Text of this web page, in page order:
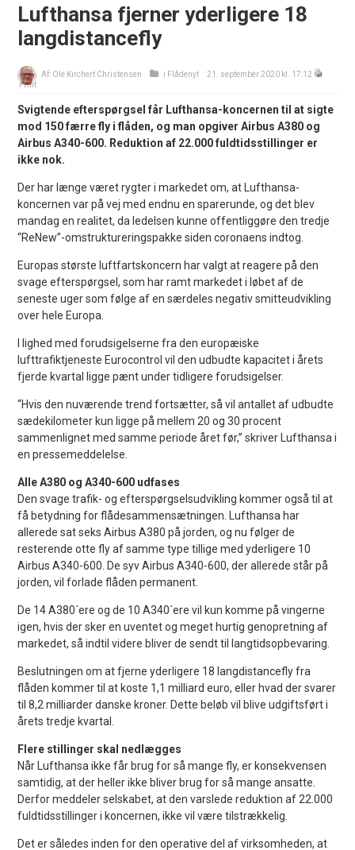
Lufthansa fjerner yderligere 18
langdistancefly
Af: Ole Kirchert Christensen i Flådenyt
21. september 2020 kl. 17:12
Print
Svigtende efterspørgsel får Lufthansa-koncernen til at sigte
mod 150 færre fly i flåden, og man opgiver Airbus A380 og
Airbus A340-600. Reduktion af 22.000 fuldtidsstillinger er
ikke nok.
Der har længe været rygter i markedet om, at Lufthansa-
koncernen var på vej med endnu en sparerunde, og det blev
mandag en realitet, da ledelsen kunne offentliggøre den tredje
“ReNew”-omstruktureringspakke siden coronaens indtog.
Europas største luftfartskoncern har valgt at reagere på den
svage efterspørgsel, som har ramt markedet i løbet af de
seneste uger som følge af en særdeles negativ smitteudvikling
over hele Europa.
I lighed med forudsigelserne fra den europæiske
lufttrafiktjeneste Eurocontrol vil den udbudte kapacitet i årets
fjerde kvartal ligge pænt under tidligere forudsigelser.
“Hvis den nuværende trend fortsætter, så vil antallet af udbudte
sædekilometer kun ligge på mellem 20 og 30 procent
sammenlignet med samme periode året før,” skriver Lufthansa i
en pressemeddelelse.
Alle A380 og A340-600 udfases
Den svage trafik- og efterspørgselsudvikling kommer også til at
få betydning for flådesammensætningen. Lufthansa har
allerede sat seks Airbus A380 på jorden, og nu følger de
resterende otte fly af samme type tillige med yderligere 10
Airbus A340-600. De syv Airbus A340-600, der allerede står på
jorden, vil forlade flåden permanent.
De 14 A380´ere og de 10 A340´ere vil kun komme på vingerne
igen, hvis der sker en uventet og meget hurtig genopretning af
markedet, så indtil videre bliver de sendt til langtidsopbevaring.
Beslutningen om at fjerne yderligere 18 langdistancefly fra
flåden kommer til at koste 1,1 milliard euro, eller hvad der svarer
til 8,2 milliarder danske kroner. Dette beløb vil blive udgiftsført i
årets tredje kvartal.
Flere stillinger skal nedlægges
Når Lufthansa ikke får brug for så mange fly, er konsekvensen
samtidig, at der heller ikke bliver brug for så mange ansatte.
Derfor meddeler selskabet, at den varslede reduktion af 22.000
fuldtidsstillinger i koncernen, ikke vil være tilstrækkelig.
Det er således inden for den operative del af virksomheden, at